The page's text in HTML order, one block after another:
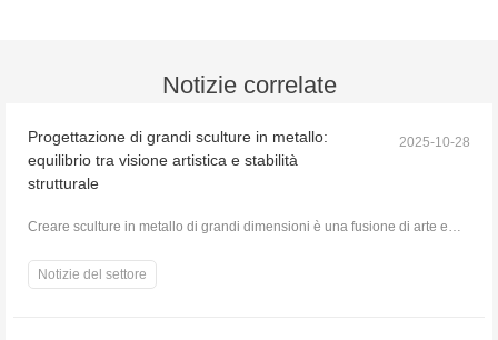
Notizie correlate
Progettazione di grandi sculture in metallo:
equilibrio tra visione artistica e stabilità
strutturale
2025-10-28
Creare sculture in metallo di grandi dimensioni è una fusione di arte e
Notizie del settore